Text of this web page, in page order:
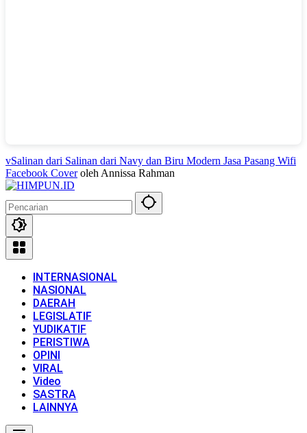
vSalinan dari Salinan dari Navy dan Biru Modern Jasa Pasang Wifi
Facebook Coveroleh Annissa Rahman
INTERNASIONAL
NASIONAL
DAERAH
LEGISLATIF
YUDIKATIF
PERISTIWA
OPINI
VIRAL
Video
SASTRA
LAINNYA